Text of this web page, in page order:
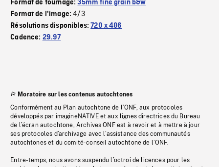
Format de tournage:35mm fine grain b&w
Format de l'image:4/3
Résolutions disponibles:720 x 486
Cadence: 29.97
Moratoire sur les contenus autochtones
Conformément au Plan autochtone de l’ONF, aux protocoles
développés par imagineNATIVE et aux lignes directrices du Bureau
de l’écran autochtone, Archives ONF est à revoir et à mettre à jour
ses protocoles d’archivage avec l’assistance des communautés
autochtones et du comité-conseil autochtone de l’ONF.
Entre-temps, nous avons suspendu l’octroi de licences pour les